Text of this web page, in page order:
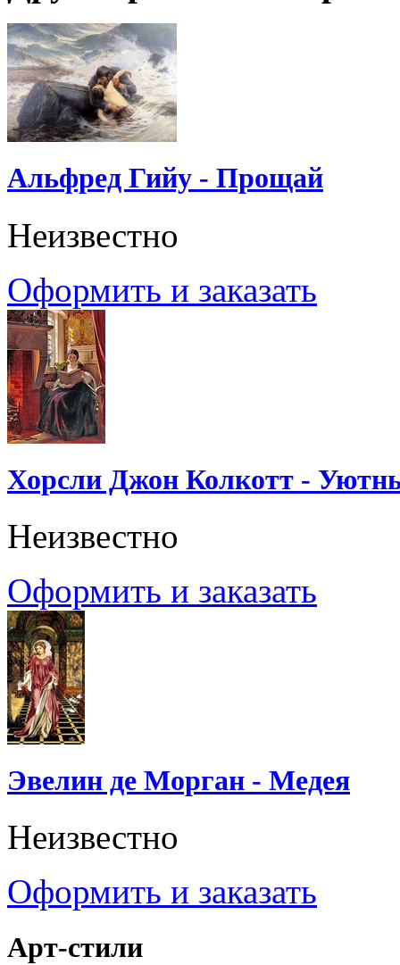
Альфред Гийу - Прощай
Неизвестно
Оформить и заказать
Хорсли Джон Колкотт -
Неизвестно
Оформить и заказать
Эвелин де Морган - Медея
Неизвестно
Оформить и заказать
Арт-стили